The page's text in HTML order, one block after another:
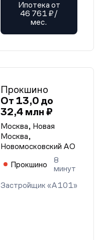
Ипотека от
46 761 ₽/
мес.
Прокшино
От 13,0 до
32,4 млн ₽
Москва, Новая
Москва,
Новомосковский АО
Прокшино
8
минут
Застройщик «А101»